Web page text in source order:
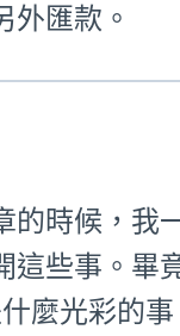
外匯款。
的時候，我
這些事。畢
麼光彩的